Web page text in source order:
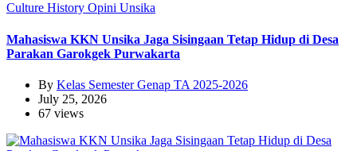
Culture History Opini Unsika
Mahasiswa KKN Unsika Jaga Sisingaan Tetap Hidup di Desa
Parakan Garokgek Purwakarta
By Kelas Semester Genap TA 2025-2026
July 25, 2026
67 views